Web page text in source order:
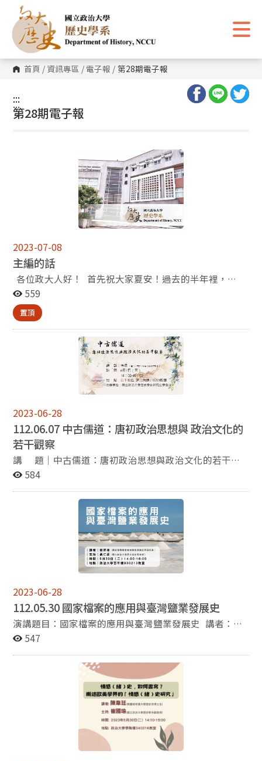
主
要
內
區
塊 首頁 / 資訊專區 / 電子報 / 第28期電子報
:::
:::
第28期電子報
2023-07-08
主編的話
Covid-19疫情所造成的影響日漸消退，以筆者最近一個學
期的課程為例，雖然偶爾還是有個別的同學因確診而請
假，但平常的教學和研究工作已較少感受到疫情所帶來的
影響，受疫情影響而減少的國際學術交流也逐漸恢復疫情
前的熱絡狀況。 去年年底本系劉祥光老師和筆者曾赴比
利時新魯汶大學（法語魯汶大學）進行教學合作。為了延
續雙方的合作計畫，該校的Paul Servais（領域為檔案
學、歐洲海外擴張史、中國史）, Laurence van
Ypersele（領域為歐洲當代史，特別是一次大戰史）,
Geneviève Warland（領域為大眾史學、歷史知識理論、
西洋史學史）與Jean-Pascal Gay（領域為早期近代天主教
神學史、耶穌會史）等四位老師在今年四月搭機來臺，在
本系進行為期兩週的演講、教學與學術交流。 為了歡迎
四位遠道而來的訪客，歷史系特別為他們安排了一些文化
參訪活動，包括大稻埕的徒步導覽和故宮的「梵蒂岡宗座
時，我們特地請到該館參與策展工作的劉國威科長（本校
校友）和劉世珣助理研究員（本系系友）講解展覽內容。
此外，比利時臺北辦事處的處長文浩德先生（Mr.
Frédéric Verheyden）也曾特地邀請新魯汶大學和本系老
師至其官邸參加晚宴，由此可見比利時官方對此次合作的
重視。在離開台灣之前，新魯汶的老師們對我們表達繼續
合作的意願，雙方也對未來合作的內容進行了初步的商談
與規劃。整體看來，本系在四月與新魯汶大學的交流是相
當成功的。 除了與新魯汶大學的交流之外，歷史系在這
半年內也舉辦了許多學術活動，本系的老師們邀請了臺北
藝術大學美術系的黃琪惠兼任助理教授演講「臺展與『東
洋畫』的誕生及發展」、臺師大歷史系盧省言助理教授演
講「有毒的男子氣概——從希臘英雄到現代新好男人」、
暨南大學歷史系李盈慧榮譽教授分享「國外調查訪問經驗
談」、中研院文哲所劉瓊云副研究員演講「閱讀神怪：從
《西遊記》出發的考察」、中研院近史所陳耀煌研究員演
講「現代中國農家副業與農村統治的再思考」、中研院史
語所李尚仁研究員演講「科學怪人與十九世紀初的西方醫
學」、在本校國際創新學院擔任客座教授的前AIT會長司
徒文(William A. Standon)博士演講「Taiwan:
559
置頂
2023-06-28
112.06.07 中古儒道：唐初政治思想與 政治文化的
若干觀察
講 題｜中古儒道：唐初政治思想與政治文化的若干觀
察 講 者｜​傅揚老師（國立臺灣大學歷史學系助理教
｜國立政治大學綜合院館270201教室
584
2023-06-28
112.05.30 國家檔案的應用與臺灣鹽業發展史
演講題目：國家檔案的應用與臺灣鹽業發展史 講者：蔡
昇璋（國家發展委員會檔案管理局協同研究員） 主持：
日（二）14:00-16:00 地點：政治大學百年樓330212教
547